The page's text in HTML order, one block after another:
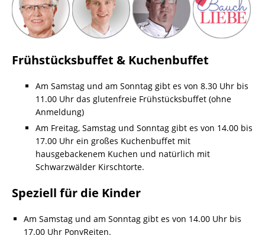
Frühstücksbuffet & Kuchenbuffet
Am Samstag und am Sonntag gibt es von 8.30 Uhr bis
11.00 Uhr das glutenfreie Frühstücksbuffet (ohne
Anmeldung)
Am Freitag, Samstag und Sonntag gibt es von 14.00 bis
17.00 Uhr ein großes Kuchenbuffet mit
hausgebackenem Kuchen und natürlich mit
Schwarzwälder Kirschtorte.
Speziell für die Kinder
Am Samstag und am Sonntag gibt es von 14.00 Uhr bis
17.00 Uhr PonyReiten.